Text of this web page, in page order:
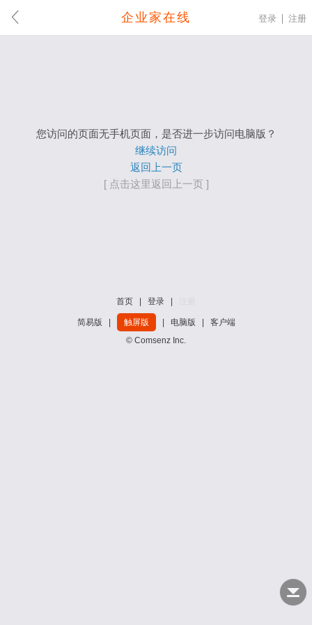
企业家在线 登录 注册
您访问的页面无手机页面，是否进一步访问电脑版？
继续访问
返回上一页
[ 点击这里返回上一页 ]
首页 登录
简易版 触屏版 电脑版
客户端
© Comsenz Inc.